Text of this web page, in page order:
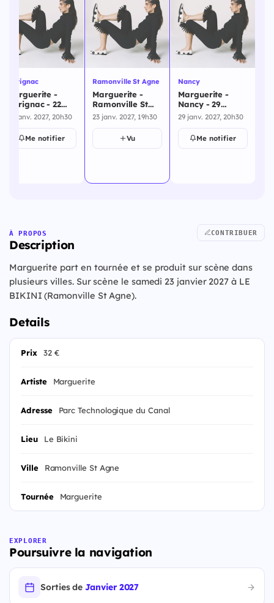
Merignac
Marguerite -
Merignac - 22
janvier 2027
22 janv. 2027, 20h30
Me notifier
Ramonville St Agne
Marguerite -
Ramonville St
Agne - 23 janvier
2027
23 janv. 2027, 19h30
Vu
Nancy
Marguerite -
Nancy - 29
janvier 2027
29 janv. 2027, 20h30
Me notifier
À PROPOS
Description
CONTRIBUER
Marguerite part en tournée et se produit sur scène dans
plusieurs villes. Sur scène le samedi 23 janvier 2027 à LE
BIKINI (Ramonville St Agne).
Details
Prix 32 €
Artiste Marguerite
Adresse Parc Technologique du Canal
Lieu Le Bikini
Ville Ramonville St Agne
Tournée Marguerite
EXPLORER
Poursuivre la navigation
Sorties deJanvier 2027